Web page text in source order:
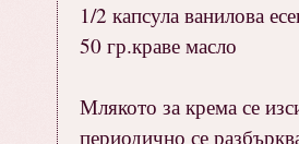
1/2 капсула ванилова
50 гр.краве масло
Млякото за крема се
периодично се